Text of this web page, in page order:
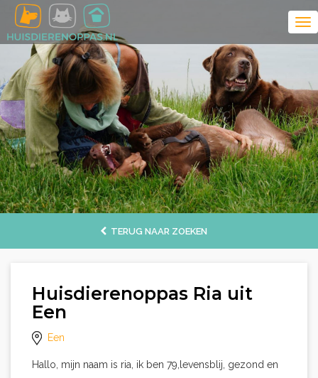
TERUG NAAR ZOEKEN
Huisdierenoppas Ria uit
Een
Een
Hallo, mijn naam is ria, ik ben 79,levensblij, gezond en